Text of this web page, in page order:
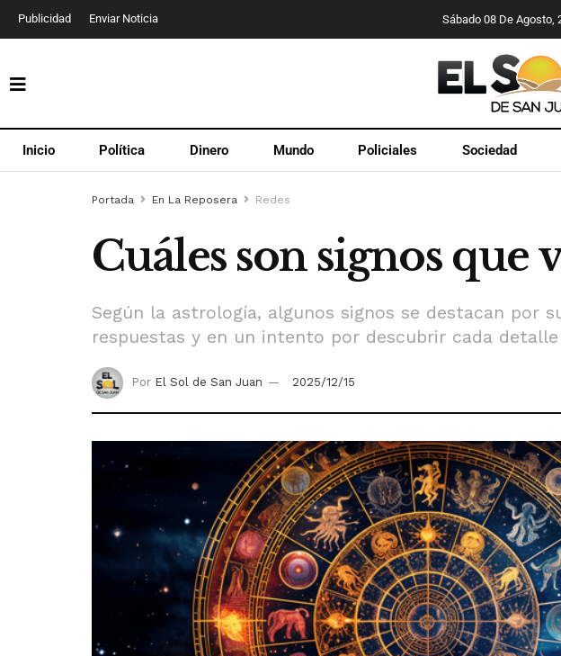
Publicidad Enviar Noticia Sábado 08 De Agosto,
Inicio Política Dinero Mundo Policiales Sociedad
Portada En La Reposera Redes
Cuáles son signos que
Según la astrología, algunos signos se destacan por
respuestas y en un intento por descubrir cada
Por El Sol de San Juan 2025/12/15